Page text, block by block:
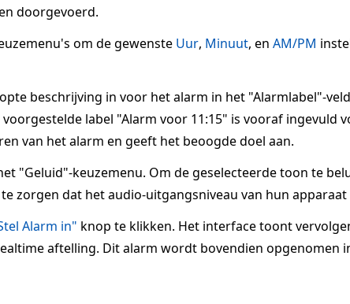
doorgevoerd.
om de gewenste Uur, Minuut, en AM/PM
beschrijving in voor het alarm in het "Alarmlabel"-
label "Alarm voor 11:15" is vooraf ingevuld
van het alarm en geeft het beoogde doel aan.
"Geluid"-keuzemenu. Om de geselecteerde toon te
zorgen dat het audio-uitgangsniveau van hun
Alarm in" knop te klikken. Het interface toont
aftelling. Dit alarm wordt bovendien opgenomen